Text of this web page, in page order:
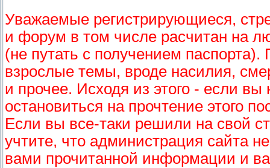
Уважаемые регистрирующиеся,
и форум в том числе расчитан на
(не путать с получением
взрослые темы, вроде насилия,
и прочее. Исходя из этого - если
остановиться на прочтение этого
Если вы все-таки решили на свой
учтите, что администрация сайта
вами прочитанной информации и